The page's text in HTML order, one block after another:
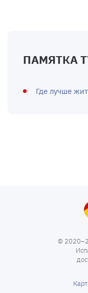
ПАМЯТКА
Где лучше
©